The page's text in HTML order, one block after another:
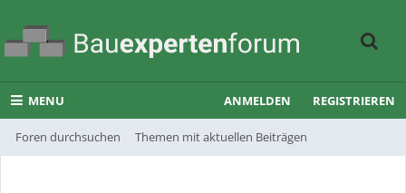
MENU
Foren durchsuchen Themen mit aktuellen Beiträgen
ANMELDEN REGISTRIEREN